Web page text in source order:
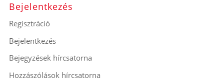
Bejelentkezés
Regisztráció
Bejelentkezés
Bejegyzések hírcsatorna
Hozzászólások hírcsatorna